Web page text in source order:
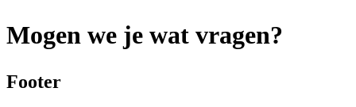
Mogen we je wat vragen?
Footer